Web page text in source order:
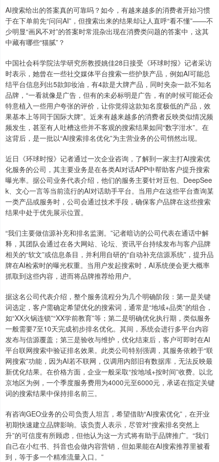
AI搜索给出的答案真的可靠吗？如今，有越来越多的消费者开始习惯
于在下单前先“问问AI”，但搜索出来的结果却让人直呼“看不懂”——不
少明显“画风不对”的答案时常混杂出现在消费类问题的答案中，这其
中藏有哪些“猫腻”？
中国社会科学院法学研究所教授姚佳28日接受《环球时报》记者采访
时表示，她曾在一些社交媒体平台搜索一些护肤产品，例如AI可能总
结平台信息列出5款卸妆油，有4款是大牌产品，同时夹杂一款不知名
品牌，“一看就像是广告，但有的未必标明是广告，有的时候可能还会
特意植入一些用户夸张的评价，让你觉得这款知名度极低的产品，效
果基本上等同于国际大牌”。近来有越来越多的消费者反映类似情况频
频发生，甚至有人吐槽这些并不客观的搜索结果如同“数字泔水”。在
这背后，是一批以“AI搜索排名优化”为主营业务的公司悄然出现。
近日《环球时报》记者通过一次企业咨询，了解到一家主打AI搜索优
化服务的公司，其主要业务是在各类AI对话APP中帮助客户提升搜索
曝光率。据公司业务代表介绍，他们的服务主要针对豆包、DeepSee
k、文心一言等当前流行的AI对话助手平台。当用户在这些平台查询某
一类产品或服务时，公司会通过技术手段，确保客户品牌在这些搜索
结果中处于优先展示位置。
“我们主要做信源补充和排名监测。”记者暗访的公司代表在通话中解
释，其团队会通过在各大网站、论坛、资讯平台持续发布与客户品牌
相关的“软文”或信息条目，并利用自研的“自动补充信源系统”，提升品
牌在AI检索时的曝光权重。当用户发起搜索时，AI系统便会更大概率
抓取到这些内容，进而将品牌推荐给用户。
据这名公司代表介绍，整个服务流程分为几个明确阶段：第一是关键
词选定，客户需确定希望优化的搜索词，通常是“地域+品类”的组合，
如“XX火锅连锁”“XX学前教育”等；第二是明确优化执行期，类似服务
一般需要7至10天完成初步排名优化。其间，系统会进行多平台内容
发布与信源覆盖；第三是验收与维护，优化结束后，客户可即时在AI
平台联网搜索中验证排名效果。此类公司特别强调，其服务依赖于“联
网搜索”功能，因为AI若不联网，仅调用内部旧有数据库，无法反映最
新优化结果。在价格方面，企业一般采取“按地域+按时间”收费。以北
京地区为例，一个季度服务费用为4000元至6000元，承诺在指定关键
词的搜索结果中保持排名前三。
有咨询GEO业务的公司负责人坦言，希望借助“AI搜索优化”，在开业
初期快速建立品牌影响。该负责人表示，尽管对“搜索排名突然上
升”的可信度有所顾虑，但他认为这一方式将有助于品牌推广。“我们
自己在小红书、抖音也会做内容营销，但如果能在AI搜索推荐里被看
到，等于多一个精准流量入口。”